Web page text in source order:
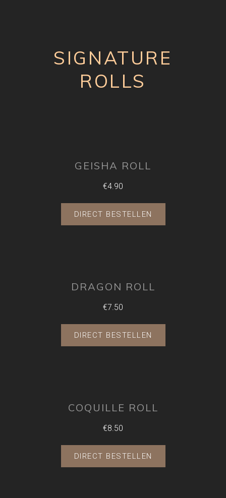
SIGNATURE
ROLLS
GEISHA ROLL
€4.90
DIRECT BESTELLEN
DRAGON ROLL
€7.50
DIRECT BESTELLEN
COQUILLE ROLL
€8.50
DIRECT BESTELLEN